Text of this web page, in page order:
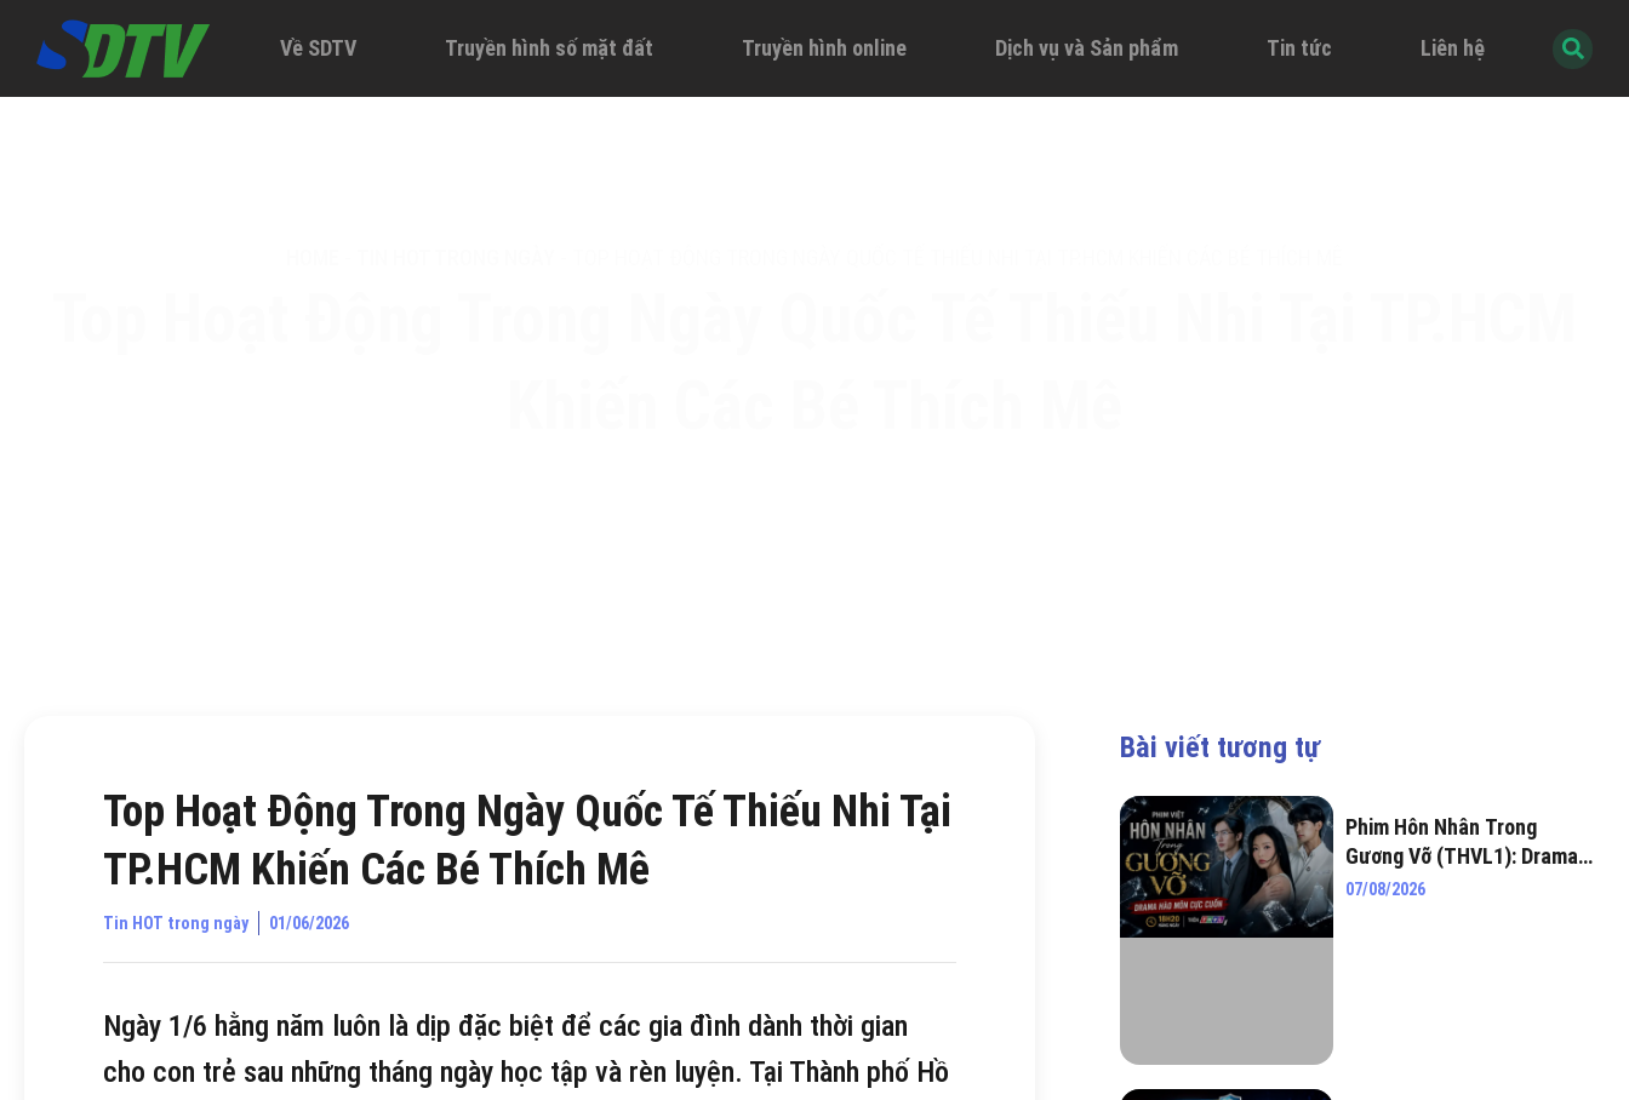
Về SDTV Truyền hình số mặt đất Truyền hình online Dịch vụ và Sản phẩm Tin tức Liên hệ
Top Hoạt Động Trong Ngày Quốc Tế Thiếu Nhi Tại
TP.HCM Khiến Các Bé Thích Mê
Tin HOT trong ngày 01/06/2026
Ngày 1/6 hằng năm luôn là dịp đặc biệt để các gia đình dành thời gian
cho con trẻ sau những tháng ngày học tập và rèn luyện. Tại Thành phố Hồ
Bài viết tương tự
Phim Hôn Nhân Trong
Gương Vỡ (THVL1): Drama
hào môn cực cuốn khiến
07/08/2026